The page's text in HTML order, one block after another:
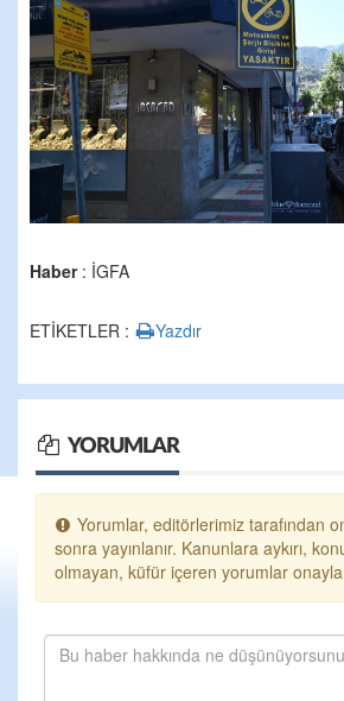
Haber: İGFA
ETİKETLER : Yazdır
YORUMLAR
Yorumlar, editörlerimiz tarafından
sonra yayınlanır. Kanunlara aykırı,
olmayan, küfür içeren yorumlar